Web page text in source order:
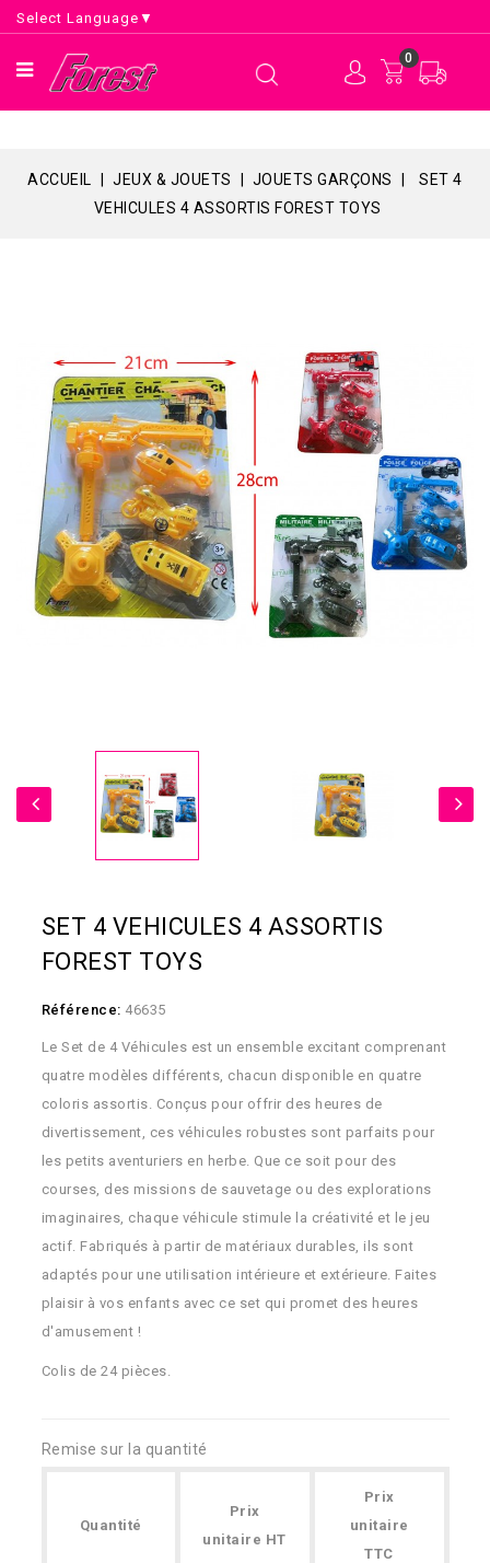
Select Language ▼
0
ACCUEIL JEUX & JOUETS JOUETS GARÇONS
SET 4
VEHICULES 4 ASSORTIS FOREST TOYS
SET 4 VEHICULES 4 ASSORTIS
FOREST TOYS
Référence: 46635
Le Set de 4 Véhicules est un ensemble excitant comprenant
quatre modèles différents, chacun disponible en quatre
coloris assortis. Conçus pour offrir des heures de
divertissement, ces véhicules robustes sont parfaits pour
les petits aventuriers en herbe. Que ce soit pour des
courses, des missions de sauvetage ou des explorations
imaginaires, chaque véhicule stimule la créativité et le jeu
actif. Fabriqués à partir de matériaux durables, ils sont
adaptés pour une utilisation intérieure et extérieure. Faites
plaisir à vos enfants avec ce set qui promet des heures
d'amusement !
Colis de 24 pièces.
Remise sur la quantité
Quantité
Prix
unitaire HT
Prix
unitaire
TTC